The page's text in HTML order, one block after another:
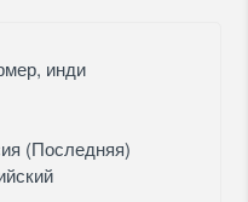
инди
(Последняя)